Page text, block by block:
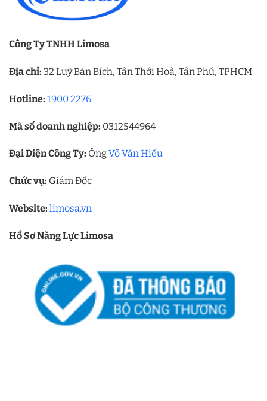
Công Ty TNHH Limosa
Địa chỉ: 32 Luỹ Bán Bích, Tân Thới Hoà, Tân Phú, TPHCM
Hotline: 1900 2276
Mã số doanh nghiệp: 0312544964
Đại Diện Công Ty: ÔngVõ Văn Hiếu
Chức vụ: Giám Đốc
Website: limosa.vn
Hồ Sơ Năng Lực Limosa